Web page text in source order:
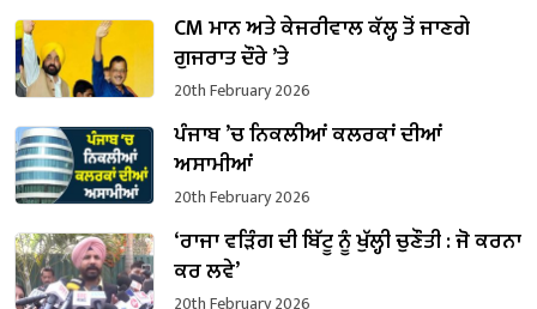
CM ਮਾਨ ਅਤੇ ਕੇਜਰੀਵਾਲ ਕੱਲ੍ਹ ਤੋਂ ਜਾਣਗੇ
ਗੁਜਰਾਤ ਦੌਰੇ ’ਤੇ
20th February 2026
ਪੰਜਾਬ ’ਚ ਨਿਕਲੀਆਂ ਕਲਰਕਾਂ ਦੀਆਂ
ਅਸਾਮੀਆਂ
20th February 2026
‘ਰਾਜਾ ਵੜਿੰਗ ਦੀ ਬਿੱਟੂ ਨੂੰ ਖੁੱਲ੍ਹੀ ਚੁਣੌਤੀ : ਜੋ ਕਰਨਾ
ਕਰ ਲਵੇ’